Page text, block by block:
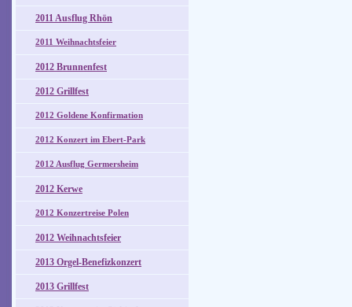
2011 Ausflug Rhön
2011 Weihnachtsfeier
2012 Brunnenfest
2012 Grillfest
2012 Goldene Konfirmation
2012 Konzert im Ebert-Park
2012 Ausflug Germersheim
2012 Kerwe
2012 Konzertreise Polen
2012 Weihnachtsfeier
2013 Orgel-Benefizkonzert
2013 Grillfest